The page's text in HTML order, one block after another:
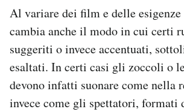
Al variare dei film e delle
cambia anche il modo in cui certi
suggeriti o invece accentuati,
esaltati. In certi casi gli zoccoli o
devono infatti suonare come nella
invece come gli spettatori, formati